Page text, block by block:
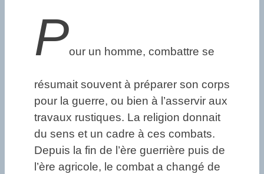
Pour un homme, combattre se
résumait souvent à préparer son corps
pour la guerre, ou bien à l’asservir aux
travaux rustiques. La religion donnait
du sens et un cadre à ces combats.
Depuis la fin de l’ère guerrière puis de
l’ère agricole, le combat a changé de